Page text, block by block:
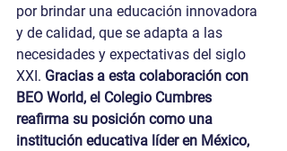
por brindar una educación innovadora
y de calidad, que se adapta a las
necesidades y expectativas del siglo
XXI. Gracias a esta colaboración con
BEO World, el Colegio Cumbres
reafirma su posición como una
institución educativa líder en México,